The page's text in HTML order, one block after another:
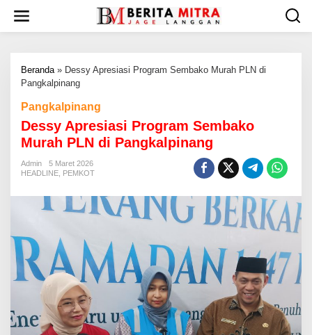
w
Beranda» ‎Dessy Apresiasi Program Sembako Murah PLN di
Pangkalpinang
Pangkalpinang
‎Dessy Apresiasi Program Sembako
Murah PLN di Pangkalpinang
Admin
5 Maret 2026
HEADLINE PEMKOT